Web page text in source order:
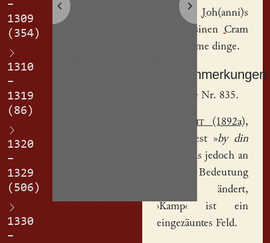
–
1309
(354)
1310
–
1319
(86)
1320
–
1329
(506)
1330
–
gena(n)t, Joh(anni)s
sinen Cram
in jeheteme dinge.
Sachanmerkungen
] Siehe Nr. 835.
Jecht (1892a),
liest »by din
«, was jedoch an
der Bedeutung
nichts ändert,
›Kamp‹ ist ein
eingezäuntes Feld.